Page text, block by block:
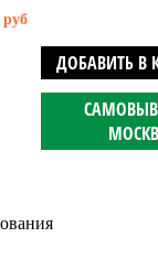
ДОБАВИТЬ В